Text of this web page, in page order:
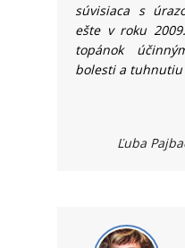
súvisiaca s
ešte v roku 2009.
topánok
bolesti a tuhnutiu
Ľuba